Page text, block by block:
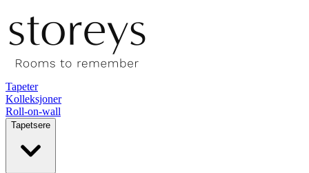
Tapeter
Kolleksjoner
Roll-on-wall
Tapetsere